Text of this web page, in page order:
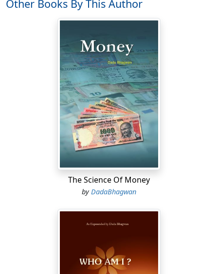
Other Books By This Author
The Science Of Money
byDadaBhagwan